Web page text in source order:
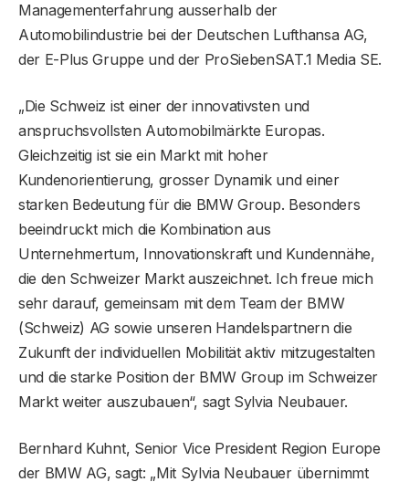
Managementerfahrung ausserhalb der
Automobilindustrie bei der Deutschen Lufthansa AG,
der E-Plus Gruppe und der ProSiebenSAT.1 Media SE.
„Die Schweiz ist einer der innovativsten und
anspruchsvollsten Automobilmärkte Europas.
Gleichzeitig ist sie ein Markt mit hoher
Kundenorientierung, grosser Dynamik und einer
starken Bedeutung für die BMW Group. Besonders
beeindruckt mich die Kombination aus
Unternehmertum, Innovationskraft und Kundennähe,
die den Schweizer Markt auszeichnet. Ich freue mich
sehr darauf, gemeinsam mit dem Team der BMW
(Schweiz) AG sowie unseren Handelspartnern die
Zukunft der individuellen Mobilität aktiv mitzugestalten
und die starke Position der BMW Group im Schweizer
Markt weiter auszubauen“, sagt Sylvia Neubauer.
Bernhard Kuhnt, Senior Vice President Region Europe
der BMW AG, sagt: „Mit Sylvia Neubauer übernimmt